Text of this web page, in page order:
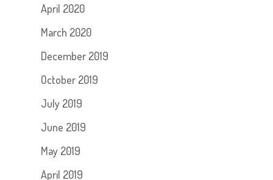
April 2020
March 2020
December 2019
October 2019
July 2019
June 2019
May 2019
April 2019